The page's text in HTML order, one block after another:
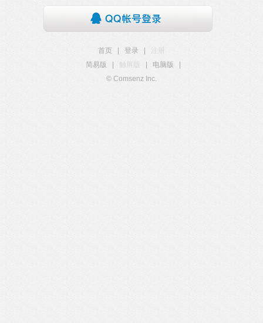
首页 登录
注册
简易版
触屏版 电脑版
© Comsenz Inc.